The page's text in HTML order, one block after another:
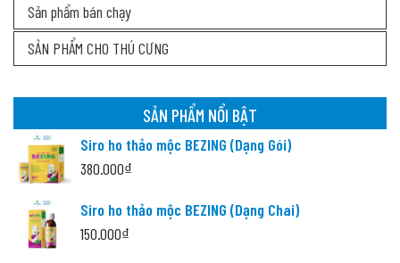
Sản phẩm bán chạy
SẢN PHẨM CHO THÚ CƯNG
SẢN PHẨM NỔI BẬT
Siro ho thảo mộc BEZING (Dạng Gói)
380.000₫
Siro ho thảo mộc BEZING (Dạng Chai)
150.000₫